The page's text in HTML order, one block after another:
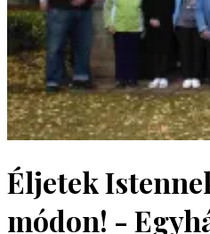
Éljetek
módon! -